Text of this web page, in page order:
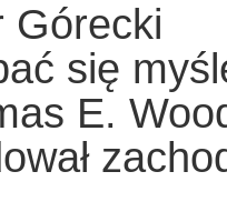
Górecki
się
E.